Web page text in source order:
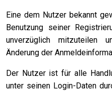
Eine dem Nutzer bekannt
Benutzung seiner
unverzüglich mitzuteilen
Änderung der
Der Nutzer ist für alle
unter seinen Login-Daten